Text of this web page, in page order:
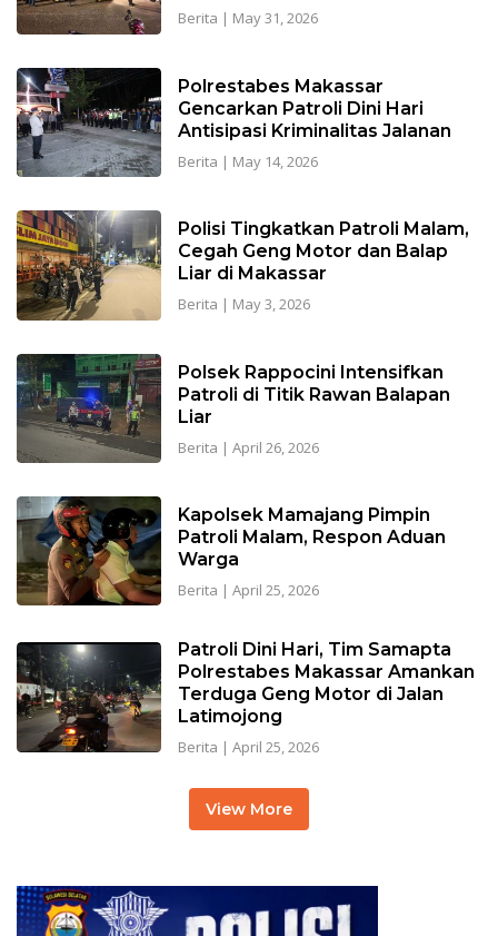
Berita | May 31, 2026
Polrestabes Makassar
Gencarkan Patroli Dini Hari
Antisipasi Kriminalitas Jalanan
Berita | May 14, 2026
Polisi Tingkatkan Patroli Malam,
Cegah Geng Motor dan Balap
Liar di Makassar
Berita | May 3, 2026
Polsek Rappocini Intensifkan
Patroli di Titik Rawan Balapan
Liar
Berita | April 26, 2026
Kapolsek Mamajang Pimpin
Patroli Malam, Respon Aduan
Warga
Berita | April 25, 2026
Patroli Dini Hari, Tim Samapta
Polrestabes Makassar Amankan
Terduga Geng Motor di Jalan
Latimojong
Berita | April 25, 2026
View More